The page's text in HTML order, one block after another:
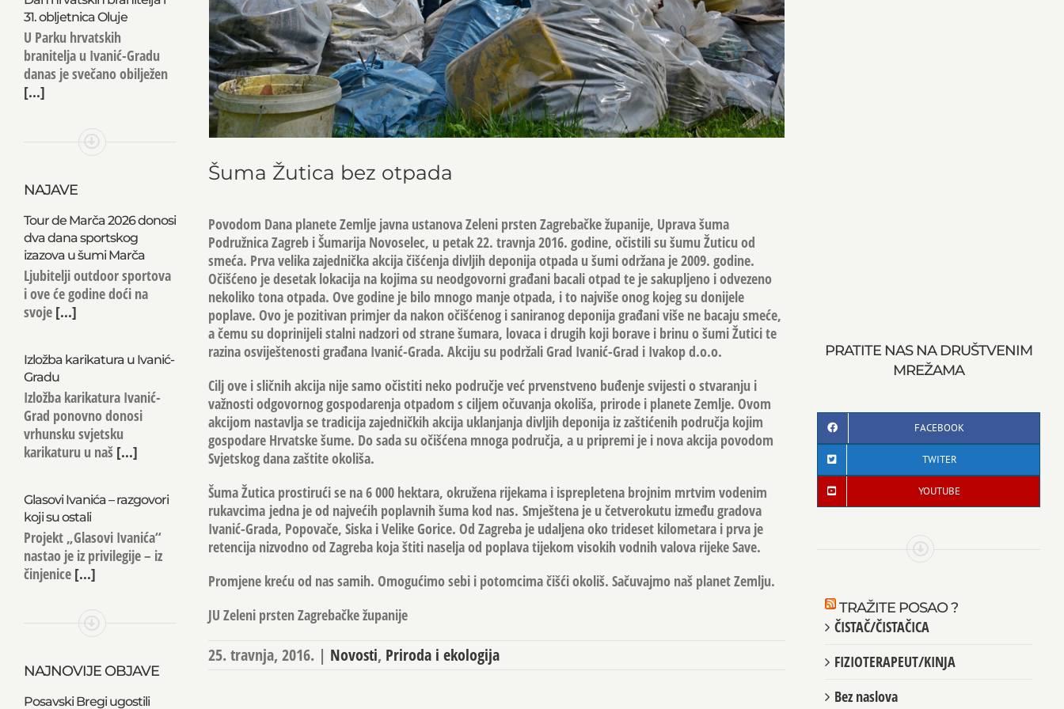
Šuma Žutica bez otpada
Povodom Dana planete Zemlje javna ustanova Zeleni prsten Zagrebačke županije, Uprava šuma
Podružnica Zagreb i Šumarija Novoselec, u petak 22. travnja 2016. godine, očistili su šumu Žuticu od
smeća. Prva velika zajednička akcija čišćenja divljih deponija otpada u šumi održana je 2009. godine.
Očišćeno je desetak lokacija na kojima su neodgovorni građani bacali otpad te je sakupljeno i odvezeno
nekoliko tona otpada. Ove godine je bilo mnogo manje otpada, i to najviše onog kojeg su donijele
poplave. Ovo je pozitivan primjer da nakon očišćenog i saniranog deponija građani više ne bacaju smeće,
a čemu su doprinijeli stalni nadzori od strane šumara, lovaca i drugih koji borave i brinu o šumi Žutici te
razina osviještenosti građana Ivanić-Grada. Akciju su podržali Grad Ivanić-Grad i Ivakop d.o.o.
Cilj ove i sličnih akcija nije samo očistiti neko područje već prvenstveno buđenje svijesti o stvaranju i
važnosti odgovornog gospodarenja otpadom s ciljem očuvanja okoliša, prirode i planete Zemlje. Ovom
akcijom nastavlja se tradicija zajedničkih akcija uklanjanja divljih deponija iz zaštićenih područja kojim
gospodare Hrvatske šume. Do sada su očišćena mnoga područja, a u pripremi je i nova akcija povodom
Svjetskog dana zaštite okoliša.
Šuma Žutica prostirući se na 6 000 hektara, okružena rijekama i isprepletena brojnim mrtvim vodenim
rukavcima jedna je od najvećih poplavnih šuma kod nas. Smještena je u četverokutu između gradova
Ivanić-Grada, Popovače, Siska i Velike Gorice. Od Zagreba je udaljena oko trideset kilometara i prva je
retencija nizvodno od Zagreba koja štiti naselja od poplava tijekom visokih vodnih valova rijeke Save.
Promjene kreću od nas samih. Omogućimo sebi i potomcima čišći okoliš. Sačuvajmo naš planet Zemlju.
JU Zeleni prsten Zagrebačke županije
25. travnja, 2016. | Novosti, Priroda i ekologija
31. obljetnica Oluje
U Parku hrvatskih
branitelja u Ivanić-Gradu
danas je svečano obilježen
[...]
NAJAVE
Tour de Marča 2026 donosi
dva dana sportskog
izazova u šumi Marča
Ljubitelji outdoor sportova
i ove će godine doći na
svoje[...]
Izložba karikatura u Ivanić-
Gradu
Izložba karikatura Ivanić-
Grad ponovno donosi
vrhunsku svjetsku
karikaturu u naš[...]
Glasovi Ivanića – razgovori
koji su ostali
Projekt „Glasovi Ivanića“
nastao je iz privilegije – iz
činjenice[...]
NAJNOVIJE OBJAVE
Posavski Bregi ugostili
PRATITE NAS NA DRUŠTVENIM
MREŽAMA
FACEBOOK
TWITER
YOUTUBE
TRAŽITE POSAO ?
ČISTAČ/ČISTAČICA
FIZIOTERAPEUT/KINJA
Bez naslova